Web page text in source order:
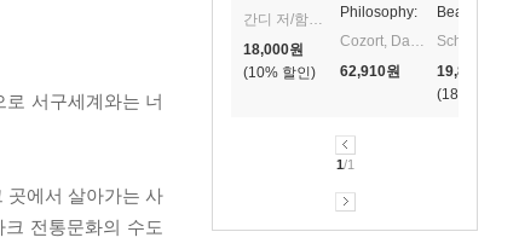
10%
18,000원
Philosophy:
Losang
Short
Shayba's
Root Text on
62,910원
Beautiful: A
Study of
as If People
Mattered
18
19,860
1/1
로 서구세계와는 너
곳에서 살아가는 사
전통문화의 수도